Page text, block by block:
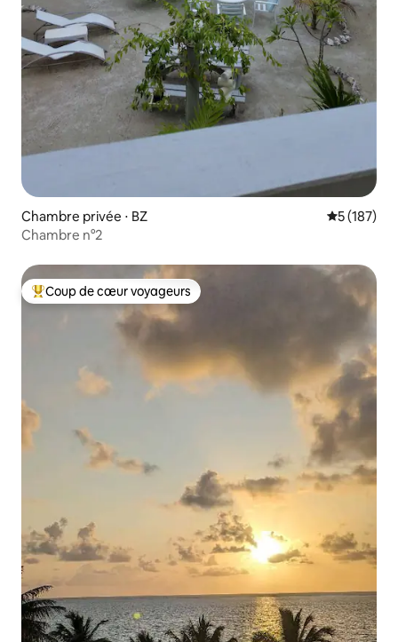
Chambre privée ⋅ BZ Évaluation
5 (187)
Chambre n°2
Coups de cœur voyageurs les plus appréciés
Coup de cœur voyageurs